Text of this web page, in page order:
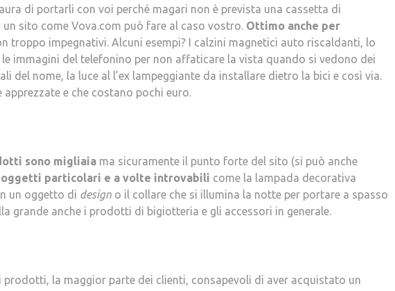
di portarli con voi perché magari non è prevista una cassetta di
un sito come Vova.com può fare al caso vostro. Ottimo anche per
troppo impegnativi. Alcuni esempi? I calzini magnetici auto riscaldanti, lo
immagini del telefonino per non affaticare la vista quando si vedono dei
del nome, la luce al l’ex lampeggiante da installare dietro la bici e così via.
e che costano pochi euro.
sono migliaia ma sicuramente il punto forte del sito (si può anche
oggetti particolari e a volte introvabili come la lampada decorativa
un oggetto di design o il collare che si illumina la notte per portare a spasso
grande anche i prodotti di bigiotteria e gli accessori in generale.
prodotti, la maggior parte dei clienti, consapevoli di aver acquistato un